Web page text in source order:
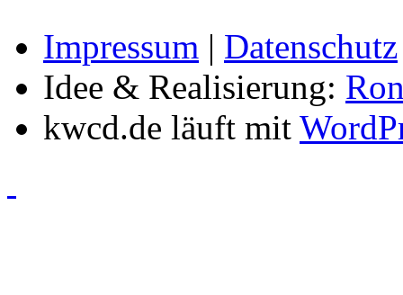
Impressum | Datenschutz
Idee & Realisierung:
kwcd.de läuft mit